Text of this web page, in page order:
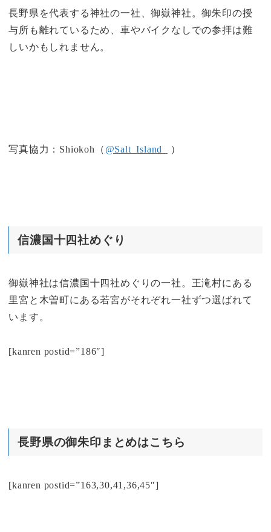
長野県を代表する神社の一社、御嶽神社。御朱印の授
与所も離れているため、車やバイクなしでの参拝は難
しいかもしれません。
写真協力：Shiokoh（ @Salt_Island_ ）
信濃国十四社めぐり
御嶽神社は信濃国十四社めぐりの一社。王滝村にある
里宮と木曽町にある若宮がそれぞれ一社ずつ選ばれて
います。
[kanren postid=”186″]
長野県の御朱印まとめはこちら
[kanren postid=”163,30,41,36,45″]